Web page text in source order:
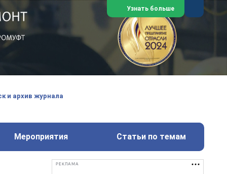
Закрыть
Узнать больше
и архив журнала
Мероприятия Статьи по темам
РЕКЛАМА